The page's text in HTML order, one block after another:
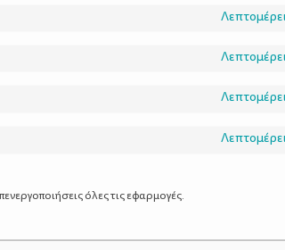
όλες τις εφαρμογές.